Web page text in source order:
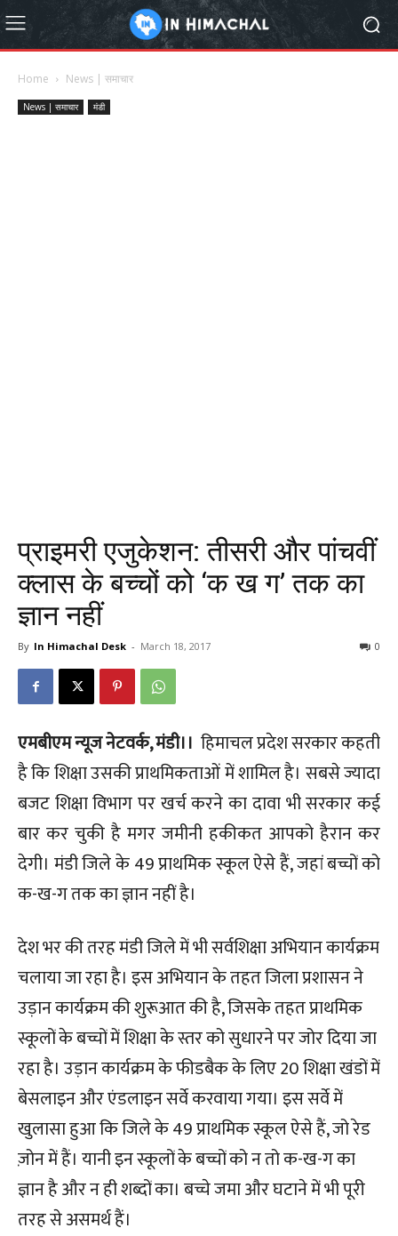
Home News | समाचार
News | समाचार मंडी
प्राइमरी एजुकेशन: तीसरी और पांचवीं
क्लास के बच्चों को ‘क ख ग’ तक का
ज्ञान नहीं
By In Himachal Desk - March 18, 2017 0
एमबीएम न्यूज नेटवर्क, मंडी।। हिमाचल प्रदेश सरकार कहती
है कि शिक्षा उसकी प्राथमिकताओं में शामिल है। सबसे ज्यादा
बजट शिक्षा विभाग पर खर्च करने का दावा भी सरकार कई
बार कर चुकी है मगर जमीनी हकीकत आपको हैरान कर
देगी। मंडी जिले के 49 प्राथमिक स्कूल ऐसे हैं, जहां बच्चों को
क-ख-ग तक का ज्ञान नहीं है।
देश भर की तरह मंडी जिले में भी सर्वशिक्षा अभियान कार्यक्रम
चलाया जा रहा है। इस अभियान के तहत जिला प्रशासन ने
उड़ान कार्यक्रम की शुरूआत की है, जिसके तहत प्राथमिक
स्कूलों के बच्चों में शिक्षा के स्तर को सुधारने पर जोर दिया जा
रहा है। उड़ान कार्यक्रम के फीडबैक के लिए 20 शिक्षा खंडों में
बेसलाइन और एंडलाइन सर्वे करवाया गया। इस सर्वे में
खुलासा हुआ कि जिले के 49 प्राथमिक स्कूल ऐसे हैं, जो रेड
ज़ोन में हैं। यानी इन स्कूलों के बच्चों को न तो क-ख-ग का
ज्ञान है और न ही शब्दों का। बच्चे जमा और घटाने में भी पूरी
तरह से असमर्थ हैं।